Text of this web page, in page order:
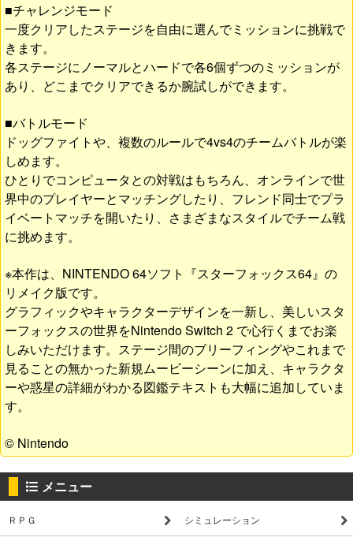
■チャレンジモード
一度クリアしたステージを自由に選んでミッションに挑戦で
きます。
各ステージにノーマルとハードで各6個ずつのミッションが
あり、どこまでクリアできるか腕試しができます。
■バトルモード
ドッグファイトや、複数のルールで4vs4のチームバトルが楽
しめます。
ひとりでコンピュータとの対戦はもちろん、オンラインで世
界中のプレイヤーとマッチングしたり、フレンド同士でプラ
イベートマッチを開いたり、さまざまなスタイルでチーム戦
に挑めます。
※本作は、NINTENDO 64ソフト『スターフォックス64』の
リメイク版です。
グラフィックやキャラクターデザインを一新し、美しいスタ
ーフォックスの世界をNintendo Switch 2 で心行くまでお楽
しみいただけます。ステージ間のブリーフィングやこれまで
見ることの無かった新規ムービーシーンに加え、キャラクタ
ーや惑星の詳細がわかる図鑑テキストも大幅に追加していま
す。
© Nintendo
メニュー
ＲＰＧ シミュレーション